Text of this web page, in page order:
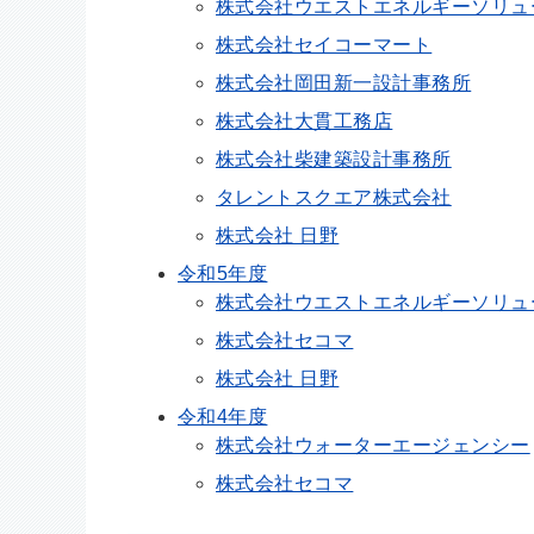
株式会社ウエストエネルギーソリュ
株式会社セイコーマート
株式会社岡田新一設計事務所
株式会社大貫工務店
株式会社柴建築設計事務所
タレントスクエア株式会社
株式会社 日野
令和5年度
株式会社ウエストエネルギーソリュ
株式会社セコマ
株式会社 日野
令和4年度
株式会社ウォーターエージェンシー
株式会社セコマ